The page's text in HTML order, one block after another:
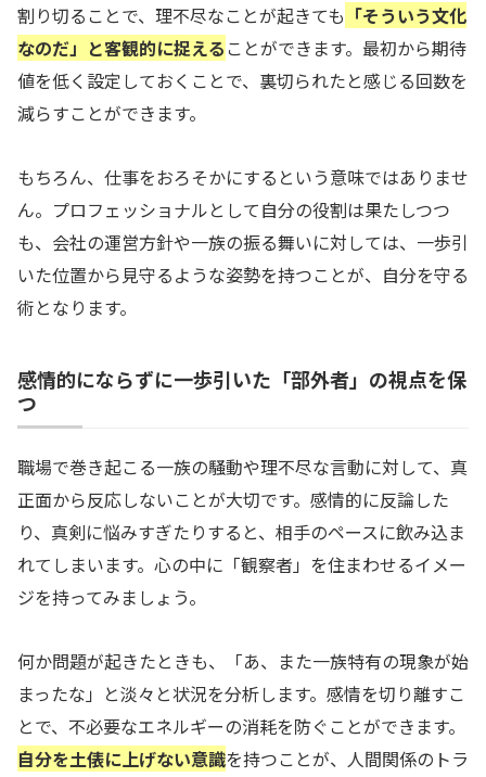
割り切ることで、理不尽なことが起きても 「そういう文化
なのだ」と客観的に捉える ことができます。最初から期待
値を低く設定しておくことで、裏切られたと感じる回数を
減らすことができます。
もちろん、仕事をおろそかにするという意味ではありませ
ん。プロフェッショナルとして自分の役割は果たしつつ
も、会社の運営方針や一族の振る舞いに対しては、一歩引
いた位置から見守るような姿勢を持つことが、自分を守る
術となります。
感情的にならずに一歩引いた「部外者」の視点を保
つ
職場で巻き起こる一族の騒動や理不尽な言動に対して、真
正面から反応しないことが大切です。感情的に反論した
り、真剣に悩みすぎたりすると、相手のペースに飲み込ま
れてしまいます。心の中に「観察者」を住まわせるイメー
ジを持ってみましょう。
何か問題が起きたときも、「あ、また一族特有の現象が始
まったな」と淡々と状況を分析します。感情を切り離すこ
とで、不必要なエネルギーの消耗を防ぐことができます。
自分を土俵に上げない意識を持つことが、人間関係のトラ